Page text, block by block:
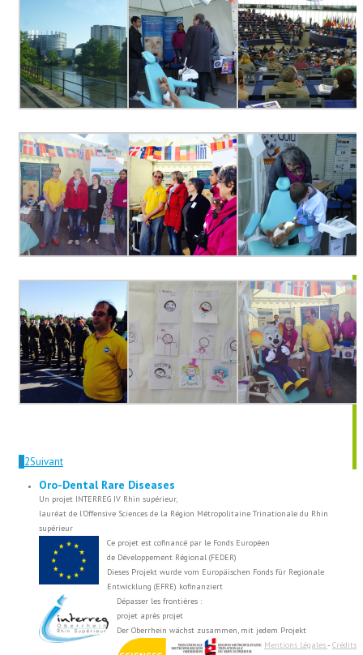
12Suivant
Oro-Dental Rare Diseases
Un projet INTERREG IV Rhin supérieur,
lauréat de l’Offensive Sciences de la Région Métropolitaine Trinationale du Rhin
supérieur
Ce projet est cofinancé par le Fonds Européen
de Développement Régional (FEDER)
Dieses Projekt wurde vom Europäischen Fonds für Regionale
Entwicklung (EFRE) kofinanziert
Dépasser les frontières :
projet après projet
Der Oberrhein wächst zusammen, mit jedem Projekt
Mentions Légales- Crédits